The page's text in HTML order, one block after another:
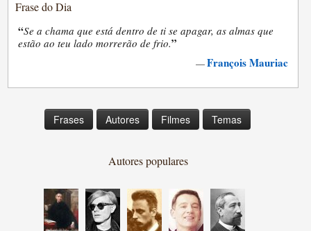
Frase do Dia
“Se a chama que está dentro de ti se apagar, as almas que
estão ao teu lado morrerão de frio.”
—François Mauriac
Frases Autores Filmes Temas
Autores populares